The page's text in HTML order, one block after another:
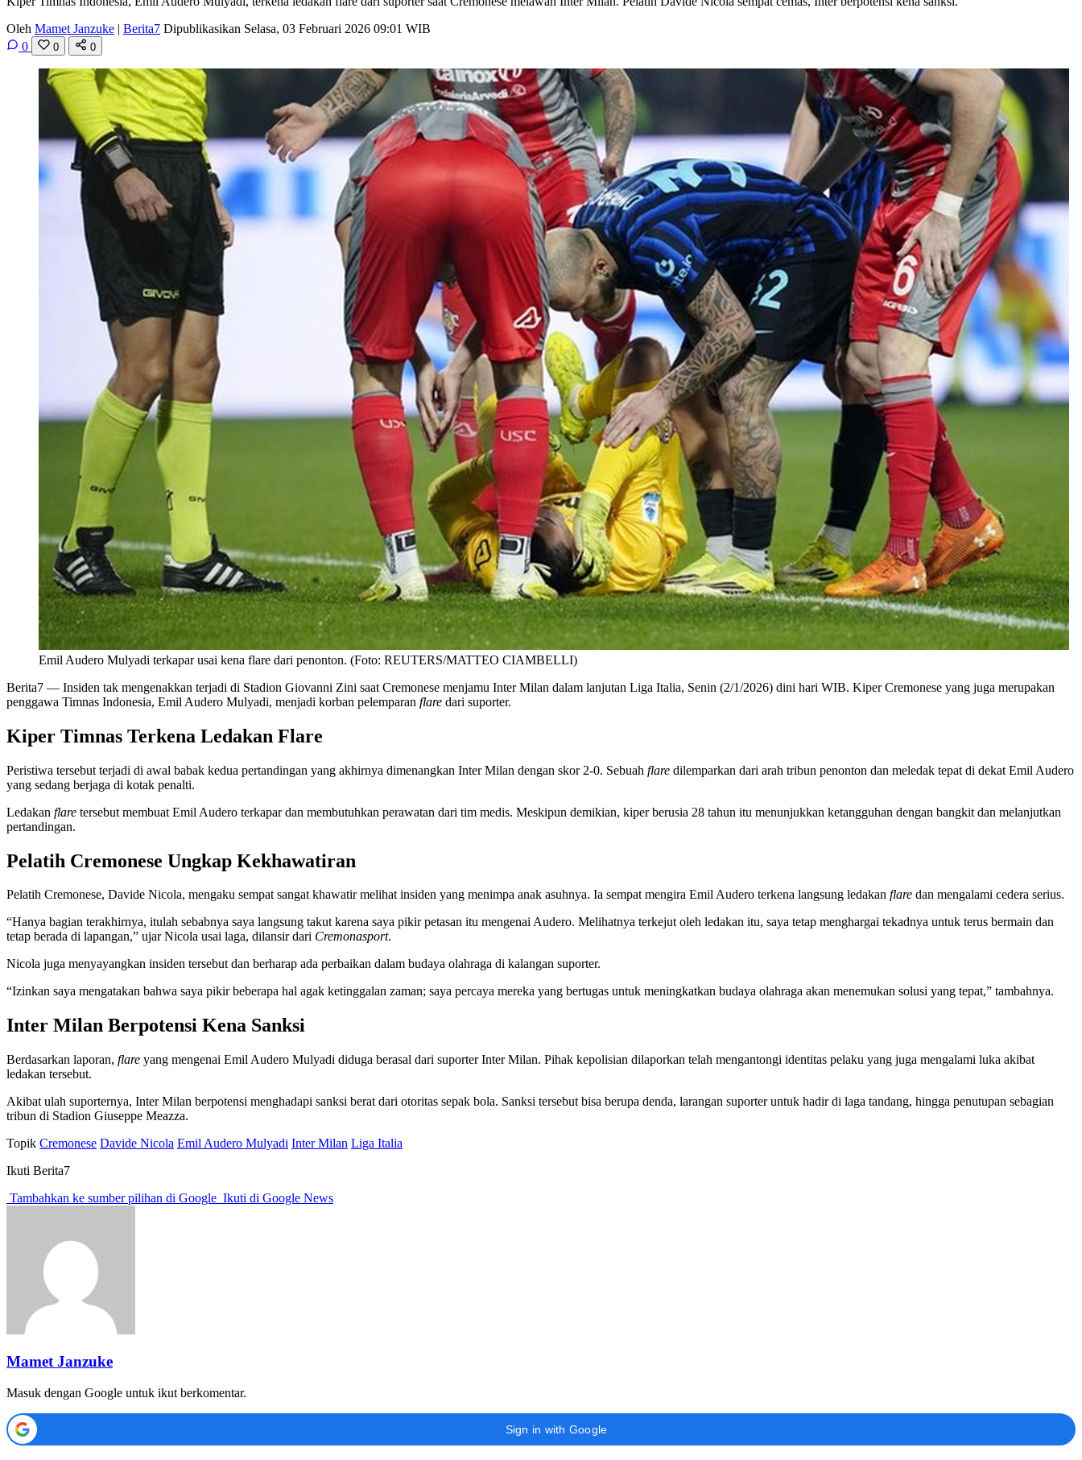
Oleh Mamet Janzuke | Berita7 Dipublikasikan Selasa, 03 Februari 2026 09:01 WIB
0
0 0
Emil Audero Mulyadi terkapar usai kena flare dari penonton. (Foto: REUTERS/MATTEO CIAMBELLI)
Berita7 — Insiden tak mengenakkan terjadi di Stadion Giovanni Zini saat Cremonese menjamu Inter Milan dalam lanjutan Liga Italia, Senin (2/1/2026) dini hari WIB. Kiper Cremonese yang juga merupakan
penggawa Timnas Indonesia, Emil Audero Mulyadi, menjadi korban pelemparan flare dari suporter.
Kiper Timnas Terkena Ledakan Flare
Peristiwa tersebut terjadi di awal babak kedua pertandingan yang akhirnya dimenangkan Inter Milan dengan skor 2-0. Sebuah flare dilemparkan dari arah tribun penonton dan meledak tepat di dekat Emil Audero
yang sedang berjaga di kotak penalti.
Ledakan flare tersebut membuat Emil Audero terkapar dan membutuhkan perawatan dari tim medis. Meskipun demikian, kiper berusia 28 tahun itu menunjukkan ketangguhan dengan bangkit dan melanjutkan
pertandingan.
Pelatih Cremonese Ungkap Kekhawatiran
Pelatih Cremonese, Davide Nicola, mengaku sempat sangat khawatir melihat insiden yang menimpa anak asuhnya. Ia sempat mengira Emil Audero terkena langsung ledakan flare dan mengalami cedera serius.
“Hanya bagian terakhirnya, itulah sebabnya saya langsung takut karena saya pikir petasan itu mengenai Audero. Melihatnya terkejut oleh ledakan itu, saya tetap menghargai tekadnya untuk terus bermain dan
tetap berada di lapangan,” ujar Nicola usai laga, dilansir dari Cremonasport.
Nicola juga menyayangkan insiden tersebut dan berharap ada perbaikan dalam budaya olahraga di kalangan suporter.
“Izinkan saya mengatakan bahwa saya pikir beberapa hal agak ketinggalan zaman; saya percaya mereka yang bertugas untuk meningkatkan budaya olahraga akan menemukan solusi yang tepat,” tambahnya.
Inter Milan Berpotensi Kena Sanksi
Berdasarkan laporan, flare yang mengenai Emil Audero Mulyadi diduga berasal dari suporter Inter Milan. Pihak kepolisian dilaporkan telah mengantongi identitas pelaku yang juga mengalami luka akibat
ledakan tersebut.
Akibat ulah suporternya, Inter Milan berpotensi menghadapi sanksi berat dari otoritas sepak bola. Sanksi tersebut bisa berupa denda, larangan suporter untuk hadir di laga tandang, hingga penutupan sebagian
tribun di Stadion Giuseppe Meazza.
Topik Cremonese Davide Nicola Emil Audero Mulyadi Inter Milan Liga Italia
Ikuti Berita7
Tambahkan ke sumber pilihan di Google Ikuti di Google News
Mamet Janzuke
Masuk dengan Google untuk ikut berkomentar.
Sign in with Google